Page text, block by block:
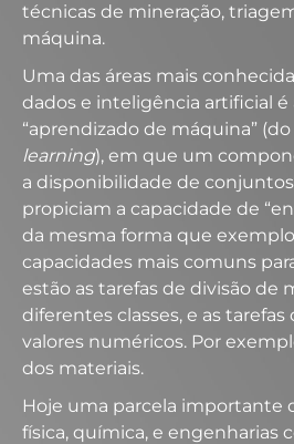
técnicas de mineração,
máquina.
Uma das áreas mais
dados e inteligência artificial é
“aprendizado de máquina”
learning), em que um
a disponibilidade de
propiciam a capacidade de
da mesma forma que
capacidades mais comuns
estão as tarefas de divisão de
diferentes classes, e as
valores numéricos. Por
dos materiais.
Hoje uma parcela importante
física, química, e engenharias